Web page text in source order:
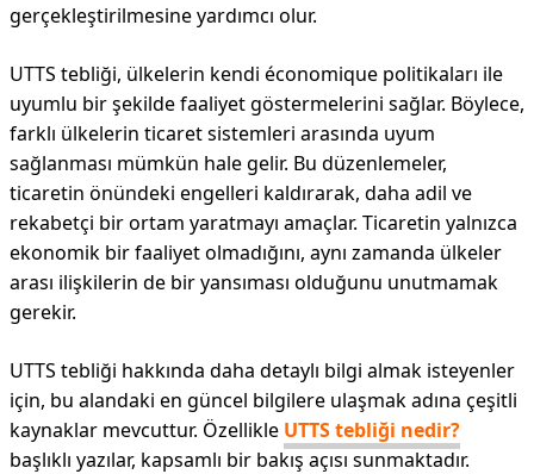
gerçekleştirilmesine yardımcı olur.
UTTS tebliği, ülkelerin kendi économique politikaları ile
uyumlu bir şekilde faaliyet göstermelerini sağlar. Böylece,
farklı ülkelerin ticaret sistemleri arasında uyum
sağlanması mümkün hale gelir. Bu düzenlemeler,
ticaretin önündeki engelleri kaldırarak, daha adil ve
rekabetçi bir ortam yaratmayı amaçlar. Ticaretin yalnızca
ekonomik bir faaliyet olmadığını, aynı zamanda ülkeler
arası ilişkilerin de bir yansıması olduğunu unutmamak
gerekir.
UTTS tebliği hakkında daha detaylı bilgi almak isteyenler
için, bu alandaki en güncel bilgilere ulaşmak adına çeşitli
kaynaklar mevcuttur. Özellikle UTTS tebliği nedir?
başlıklı yazılar, kapsamlı bir bakış açısı sunmaktadır.